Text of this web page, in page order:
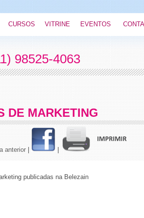
CURSOS VITRINE EVENTOS
98525-4063
DE MARKETING
anterior|
publicadas na Belezain